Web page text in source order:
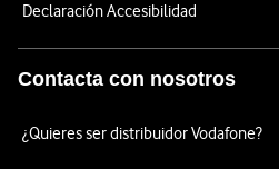
Declaración Accesibilidad
Contacta con nosotros
¿Quieres ser distribuidor Vodafone?